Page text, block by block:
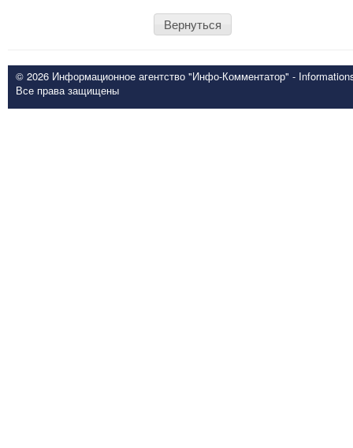
Вернуться
© 2026 Информационное агентство "Инфо-Комментатор" -
Все права защищены